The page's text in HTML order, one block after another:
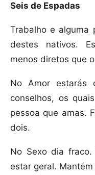
Seis de Espadas
Trabalho e alguma
destes nativos.
menos diretos que
No Amor estarás
conselhos, os
pessoa que amas.
dois.
No Sexo dia
estar geral.